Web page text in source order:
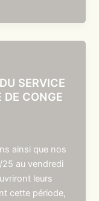
SERVICE
DE CONGE
ainsi que nos
au vendredi
leurs
cette période,